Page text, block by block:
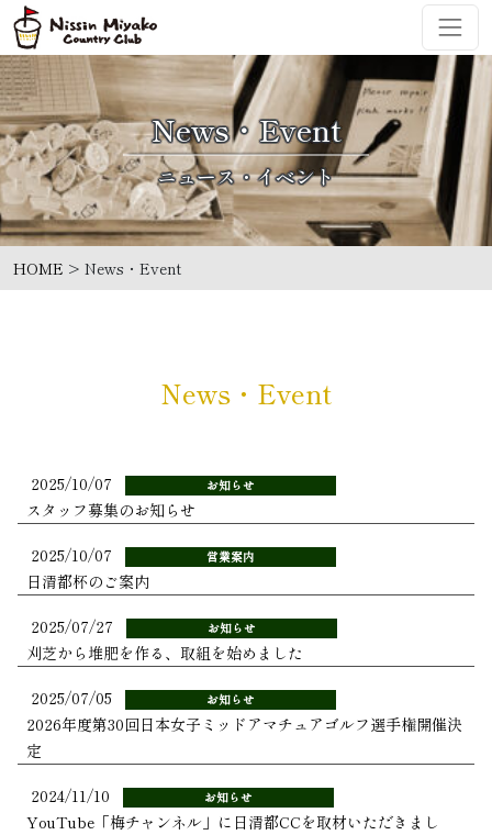
コンテンツへスキップ
メインナビゲーション
News・Event
HOME > News・Event
News・Event
2025/10/07 お知らせ
スタッフ募集のお知らせ
2025/10/07 営業案内
日清都杯のご案内
2025/07/27 お知らせ
刈芝から堆肥を作る、取組を始めました
2025/07/05 お知らせ
2026年度第30回日本女子ミッドアマチュアゴルフ選手権開催決
定
2024/11/10 お知らせ
YouTube「梅チャンネル」に日清都CCを取材いただきまし